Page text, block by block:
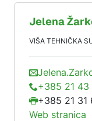
Jelena
VIŠA TEHNIČKA
+385 21 43
+385 21 31
Web stranica